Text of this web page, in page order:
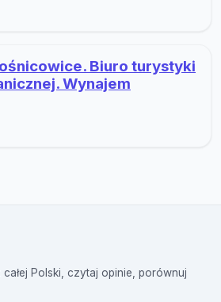
Biuro turystyki
Wynajem
Polski, czytaj opinie, porównuj